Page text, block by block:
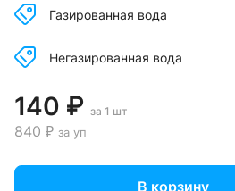
Газированная вода
Негазированная вода
140 ₽ за 1 шт
840 ₽ за уп
В корзину